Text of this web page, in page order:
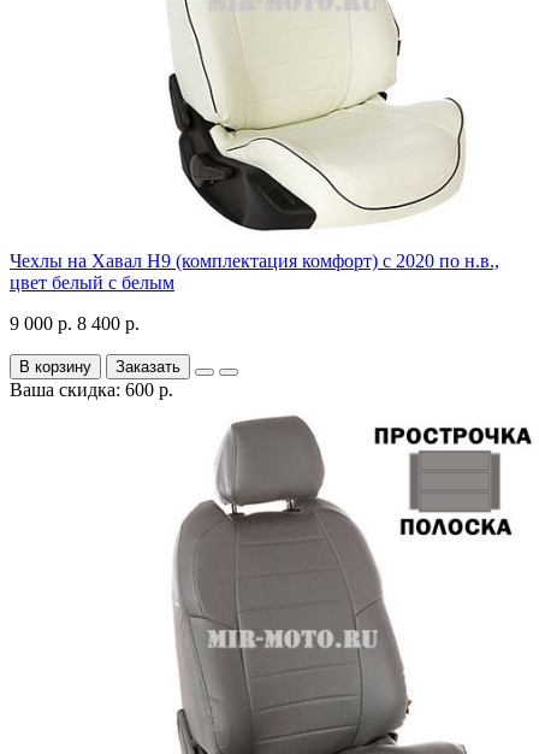
Чехлы на Хавал H9 (комплектация комфорт) с 2020 по н.в.,
цвет белый с белым
9 000 р. 8 400 р.
В корзину Заказать
Ваша скидка: 600 р.